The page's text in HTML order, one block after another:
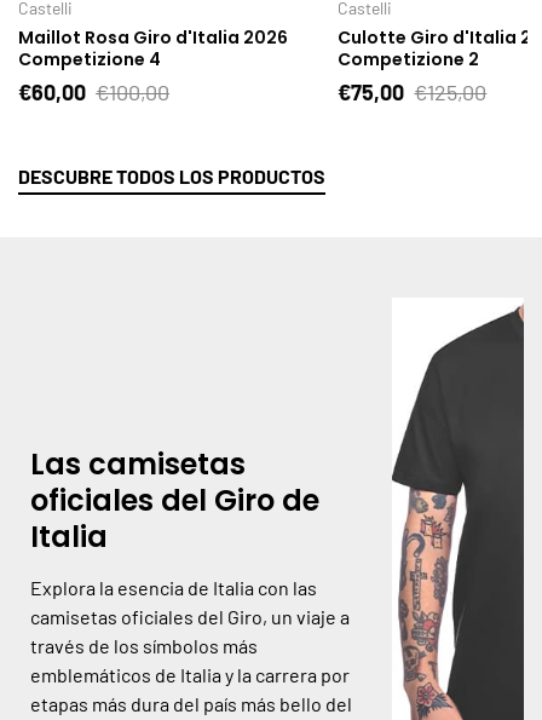
Castelli
Maillot Rosa Giro d'Italia 2026
Competizione 4
€60,00 €100,00
Castelli
Culotte Giro d'Italia
Competizione 2
€75,00 €125,00
DESCUBRE TODOS LOS PRODUCTOS
Las camisetas
oficiales del Giro de
Italia
Explora la esencia de Italia con las
camisetas oficiales del Giro, un viaje a
través de los símbolos más
emblemáticos de Italia y la carrera por
etapas más dura del país más bello del